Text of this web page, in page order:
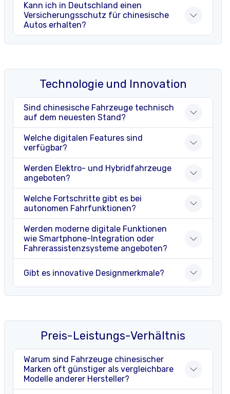
Kann ich in Deutschland einen
Versicherungsschutz für chinesische
Autos erhalten?
Technologie und Innovation
Sind chinesische Fahrzeuge technisch
auf dem neuesten Stand?
Welche digitalen Features sind
verfügbar?
Werden Elektro- und Hybridfahrzeuge
angeboten?
Welche Fortschritte gibt es bei
autonomen Fahrfunktionen?
Werden moderne digitale Funktionen
wie Smartphone-Integration oder
Fahrerassistenzsysteme angeboten?
Gibt es innovative Designmerkmale?
Preis-Leistungs-Verhältnis
Warum sind Fahrzeuge chinesischer
Marken oft günstiger als vergleichbare
Modelle anderer Hersteller?